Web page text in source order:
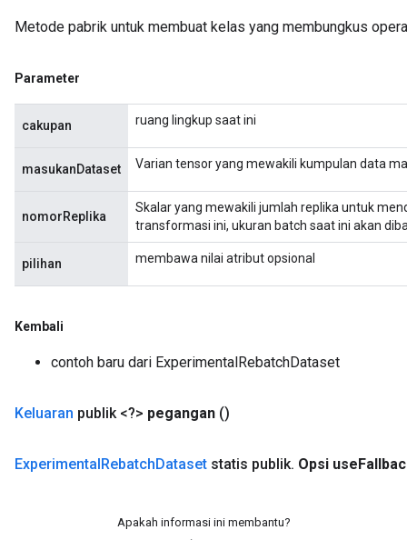
Metode pabrik untuk membuat kelas yang membungkus
Parameter
cakupan ruang lingkup saat ini
masukanDataset Varian tensor yang mewakili kumpulan data
nomorReplika
Skalar yang mewakili jumlah replika untuk
transformasi ini, ukuran batch saat ini akan
pilihan membawa nilai atribut opsional
Kembali
contoh baru dari ExperimentalRebatchDataset
Keluaran publik <?> pegangan ()
ExperimentalRebatchDataset statis publik. Opsi use
Apakah informasi ini membantu?